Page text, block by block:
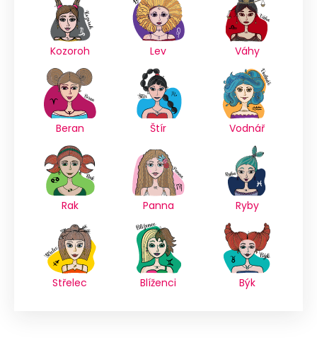
Kozoroh Lev Váhy
Beran Štír Vodnář
Rak Panna Ryby
Střelec Blíženci Býk